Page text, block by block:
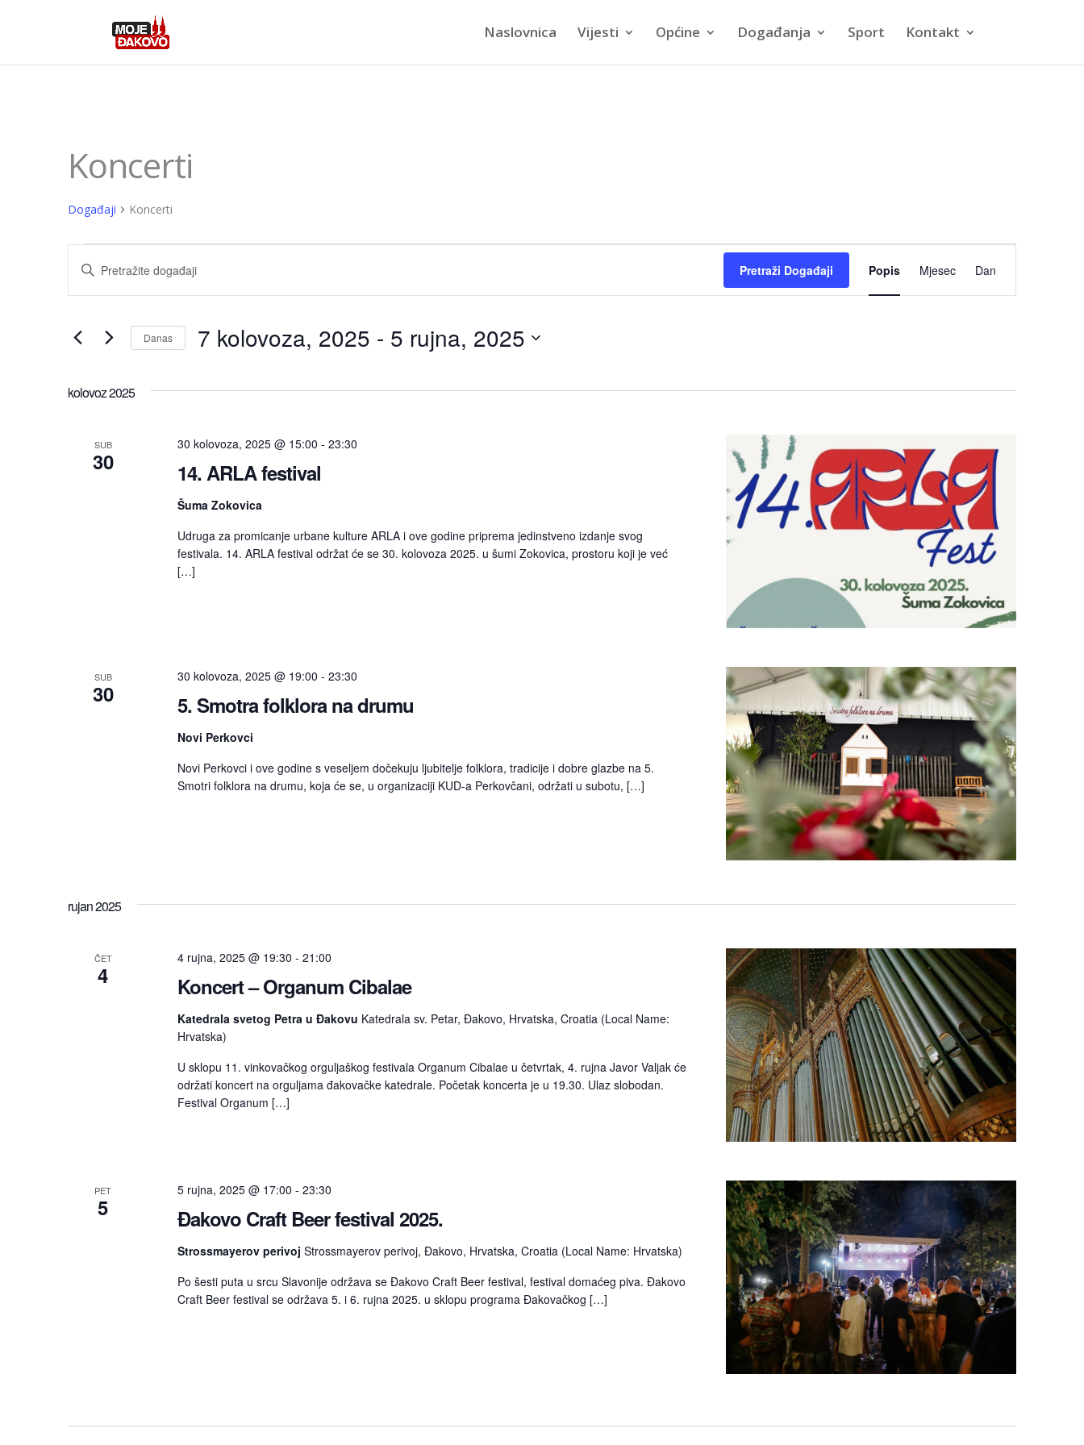
Naslovnica Vijesti Općine Događanja Sport Kontakt
Koncerti
Događaji Koncerti
Događaji
Događaji
pretraga
navigacija
Unesite
Događaji
ključnoj
Pretraži Događaji navigacija
pogleda
Popis Mjesec Dan
Danas 7 kolovoza, 2025 - 5 rujna, 2025
kolovoz 2025
SUB
30 14. ARLA festival
30 kolovoza, 2025 @ 15:00 - 23:30
Šuma Zokovica
Udruga za promicanje urbane kulture ARLA i ove godine priprema jedinstveno izdanje svog
festivala. 14. ARLA festival održat će se 30. kolovoza 2025. u šumi Zokovica, prostoru koji je već
[…]
SUB
30 5. Smotra folklora na drumu
30 kolovoza, 2025 @ 19:00 - 23:30
Novi Perkovci
Novi Perkovci i ove godine s veseljem dočekuju ljubitelje folklora, tradicije i dobre glazbe na 5.
Smotri folklora na drumu, koja će se, u organizaciji KUD-a Perkovčani, održati u subotu, […]
rujan 2025
ČET
4 Koncert – Organum Cibalae
4 rujna, 2025 @ 19:30 - 21:00
Katedrala svetog Petra u Đakovu Katedrala sv. Petar, Đakovo, Hrvatska, Croatia (Local Name:
Hrvatska)
U sklopu 11. vinkovačkog orguljaškog festivala Organum Cibalae u četvrtak, 4. rujna Javor Valjak će
održati koncert na orguljama đakovačke katedrale. Početak koncerta je u 19.30. Ulaz slobodan.
Festival Organum […]
PET
5 Đakovo Craft Beer festival 2025.
5 rujna, 2025 @ 17:00 - 23:30
Strossmayerov perivoj Strossmayerov perivoj, Đakovo, Hrvatska, Croatia (Local Name: Hrvatska)
Po šesti puta u srcu Slavonije održava se Đakovo Craft Beer festival, festival domaćeg piva. Đakovo
Craft Beer festival se održava 5. i 6. rujna 2025. u sklopu programa Đakovačkog […]